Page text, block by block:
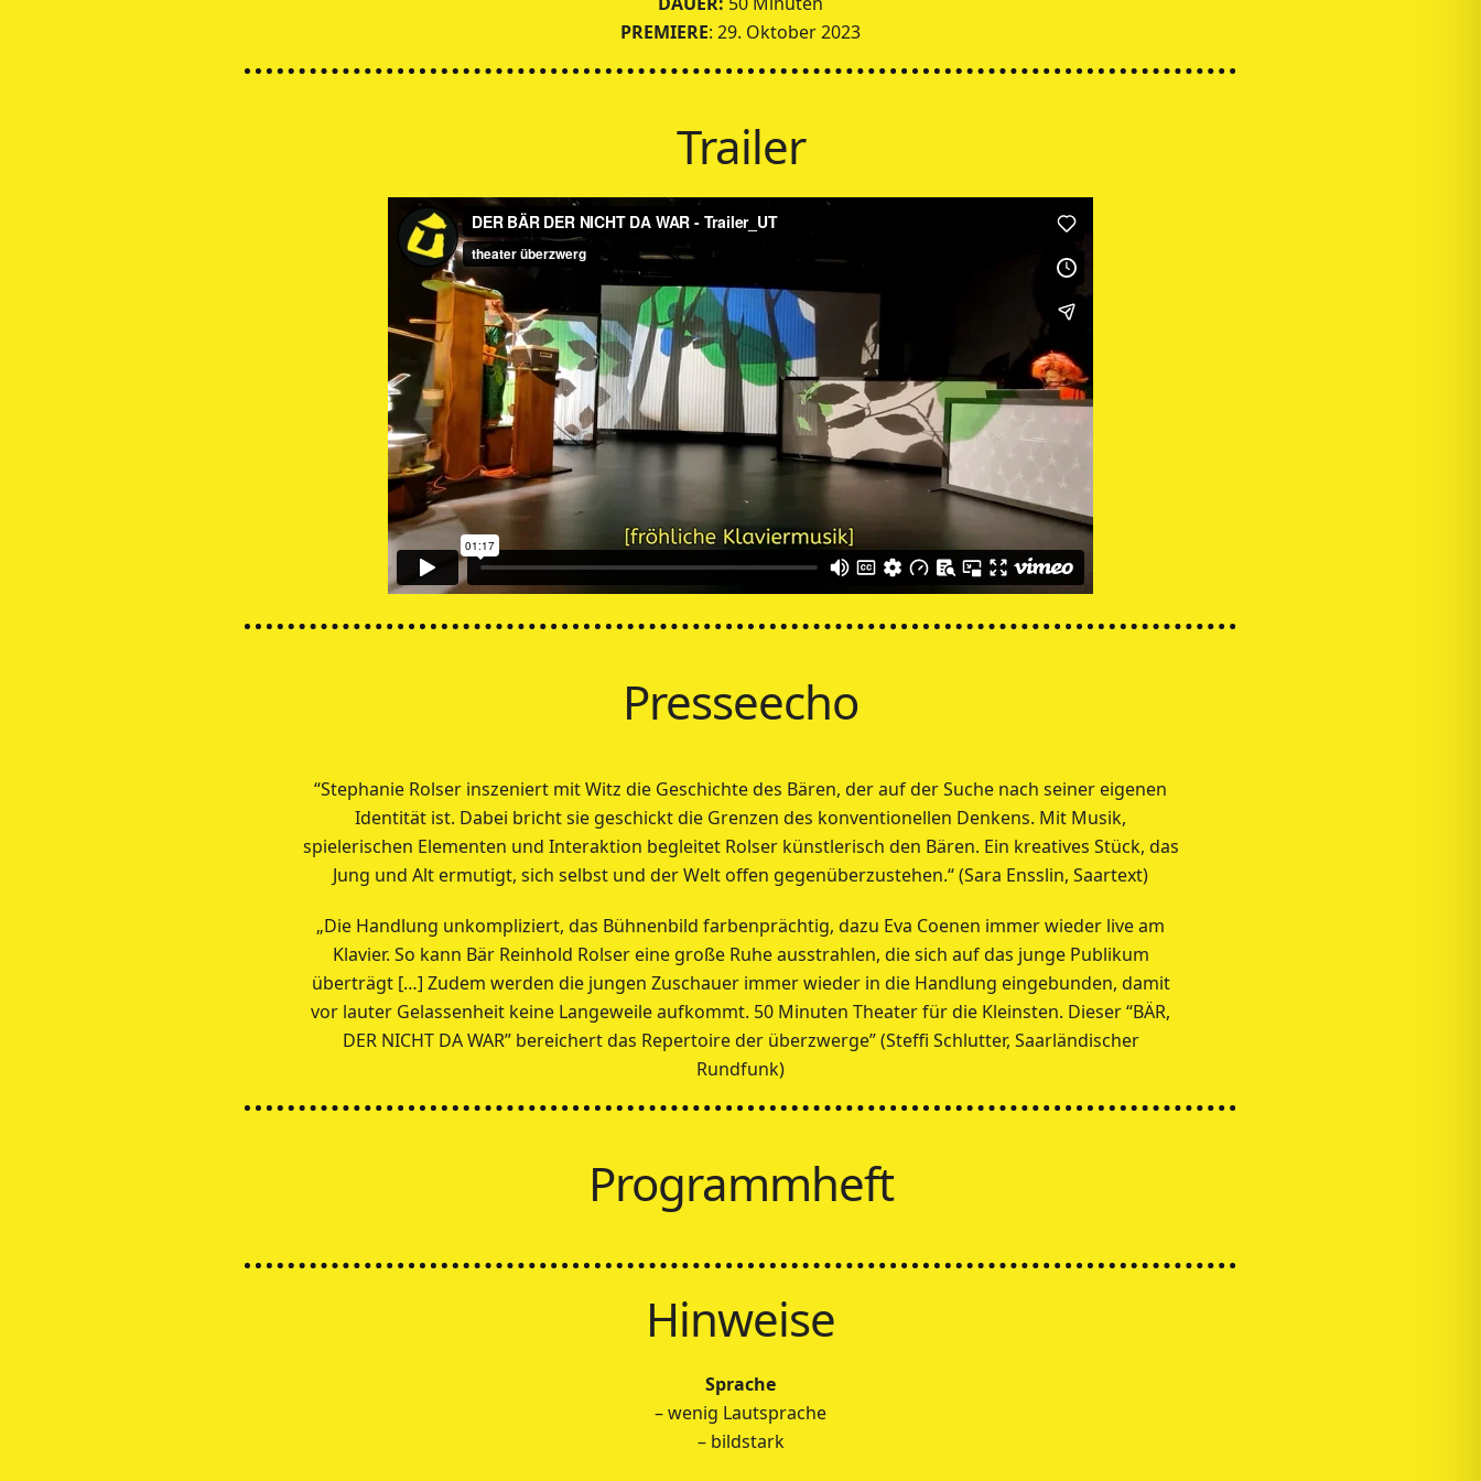
PREMIERE: 29. Oktober 2023
Trailer
Presseecho
“Stephanie Rolser inszeniert mit Witz die Geschichte des Bären, der auf der Suche nach seiner eigenen
Identität ist. Dabei bricht sie geschickt die Grenzen des konventionellen Denkens. Mit Musik,
spielerischen Elementen und Interaktion begleitet Rolser künstlerisch den Bären. Ein kreatives Stück, das
Jung und Alt ermutigt, sich selbst und der Welt offen gegenüberzustehen.“ (Sara Ensslin, Saartext)
„Die Handlung unkompliziert, das Bühnenbild farbenprächtig, dazu Eva Coenen immer wieder live am
Klavier. So kann Bär Reinhold Rolser eine große Ruhe ausstrahlen, die sich auf das junge Publikum
überträgt […] Zudem werden die jungen Zuschauer immer wieder in die Handlung eingebunden, damit
vor lauter Gelassenheit keine Langeweile aufkommt. 50 Minuten Theater für die Kleinsten. Dieser “BÄR,
DER NICHT DA WAR” bereichert das Repertoire der überzwerge” (Steffi Schlutter, Saarländischer
Rundfunk)
Programmheft
Hinweise
Sprache
– wenig Lautsprache
– bildstark